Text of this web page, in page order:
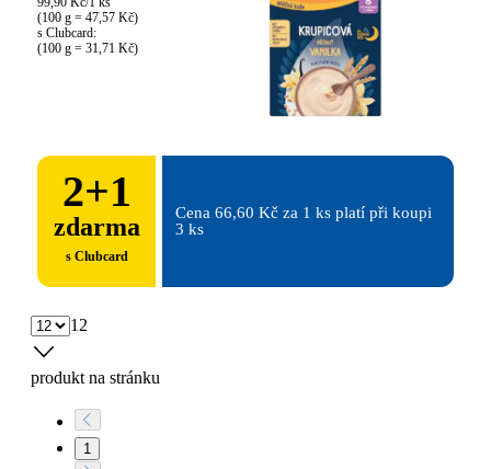
(100 g = 47,57 Kč)
s Clubcard:
(100 g = 31,71 Kč)
2+1
zdarma
s Clubcard
Cena 66,60 Kč za 1 ks platí při koupi
3 ks
12
produkt na stránku
1